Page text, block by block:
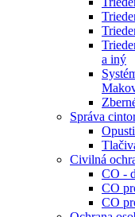
a iný
Správa
Civilná
CO -
CO
CO